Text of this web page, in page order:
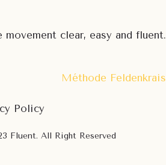
movement clear, easy and fluent.
Méthode Feldenkrais
Policy
Fluent. All Right Reserved